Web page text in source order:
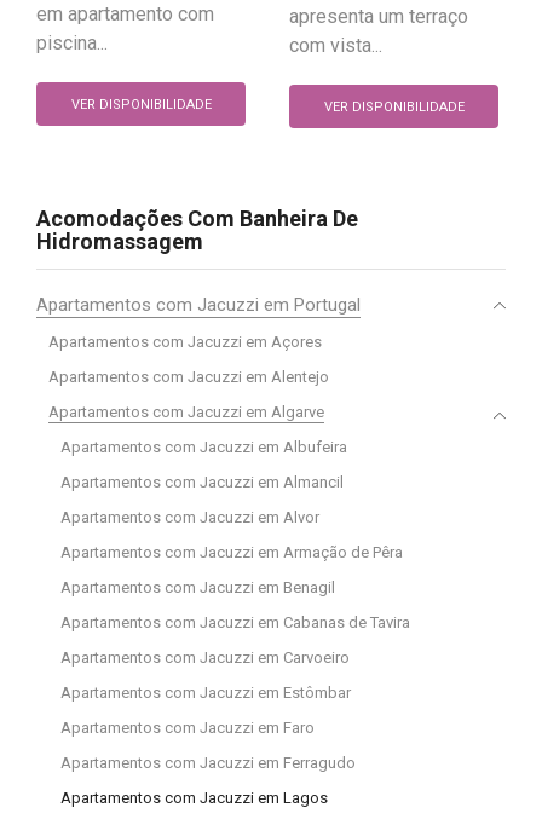
em apartamento com
piscina...
VER DISPONIBILIDADE
apresenta um terraço
com vista...
VER DISPONIBILIDADE
Acomodações Com Banheira De
Hidromassagem
Apartamentos com Jacuzzi em Portugal
Apartamentos com Jacuzzi em Açores
Apartamentos com Jacuzzi em Alentejo
Apartamentos com Jacuzzi em Algarve
Apartamentos com Jacuzzi em Albufeira
Apartamentos com Jacuzzi em Almancil
Apartamentos com Jacuzzi em Alvor
Apartamentos com Jacuzzi em Armação de Pêra
Apartamentos com Jacuzzi em Benagil
Apartamentos com Jacuzzi em Cabanas de Tavira
Apartamentos com Jacuzzi em Carvoeiro
Apartamentos com Jacuzzi em Estômbar
Apartamentos com Jacuzzi em Faro
Apartamentos com Jacuzzi em Ferragudo
Apartamentos com Jacuzzi em Lagos